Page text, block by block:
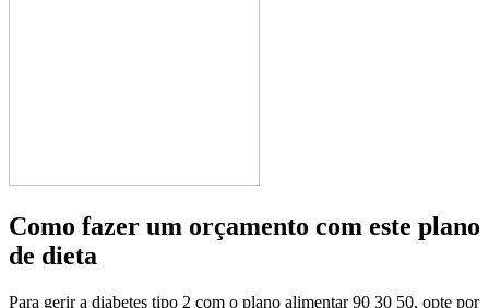
Como fazer um orçamento com este plano
de dieta
Para gerir a diabetes tipo 2 com o plano alimentar 90 30 50, opte por